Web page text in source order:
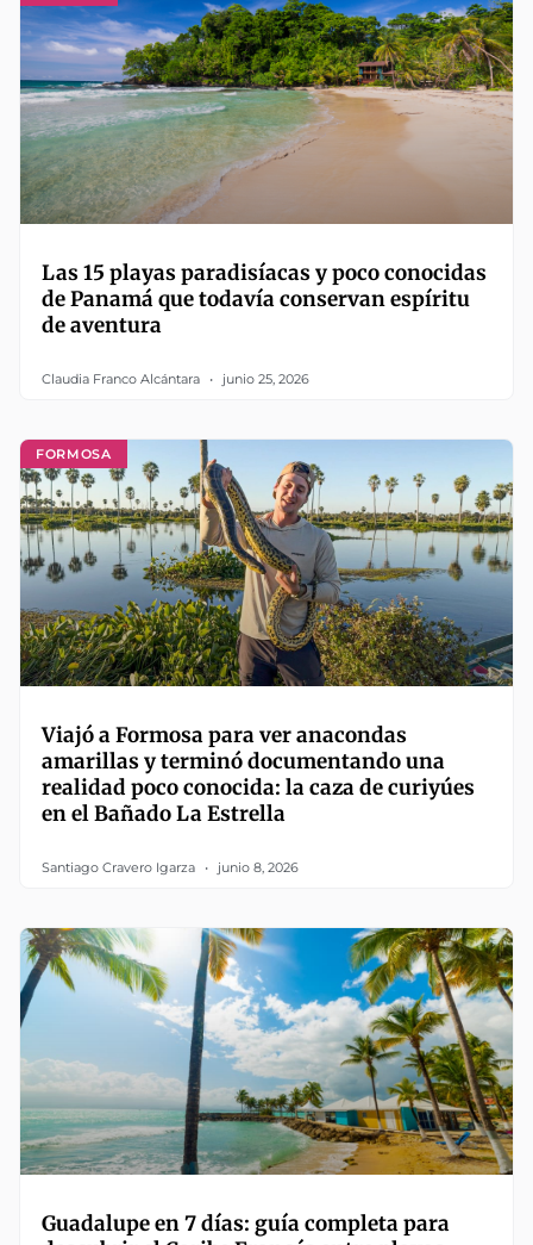
Las 15 playas paradisíacas y poco conocidas
de Panamá que todavía conservan espíritu
de aventura
Claudia Franco Alcántara junio 25, 2026
FORMOSA
Viajó a Formosa para ver anacondas
amarillas y terminó documentando una
realidad poco conocida: la caza de curiyúes
en el Bañado La Estrella
Santiago Cravero Igarza junio 8, 2026
Guadalupe en 7 días: guía completa para